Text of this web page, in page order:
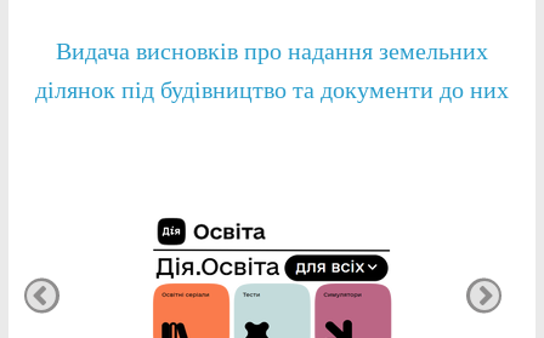
Видача висновків про надання земельних
ділянок під будівництво та документи до них